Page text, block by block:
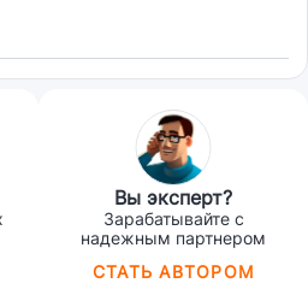
Вы эксперт?
Зарабатывайте с
надежным партнером
СТАТЬ АВТОРОМ